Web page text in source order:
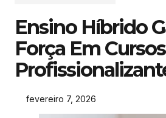
Ensino Híbrido
Força Em
fevereiro 7, 2026